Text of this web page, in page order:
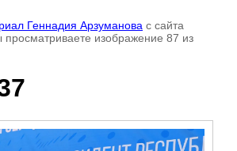
Геннадия Арзуманова с сайта
просматриваете изображение 87 из